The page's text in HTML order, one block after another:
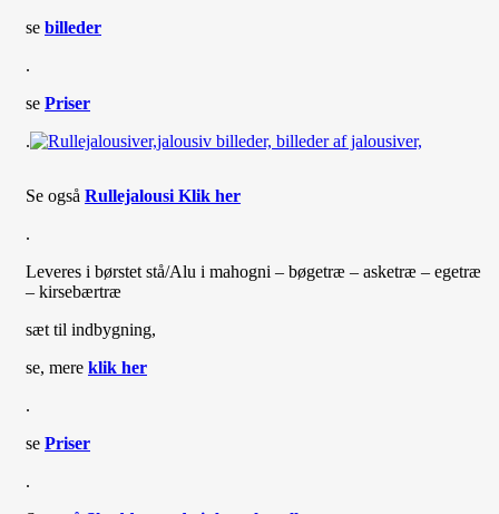
se billeder
.
se Priser
.
Se også Rullejalousi Klik her
.
Leveres i børstet stå/Alu i mahogni – bøgetræ – asketræ – egetræ
– kirsebærtræ
sæt til indbygning,
se, mere klik her
.
se Priser
.